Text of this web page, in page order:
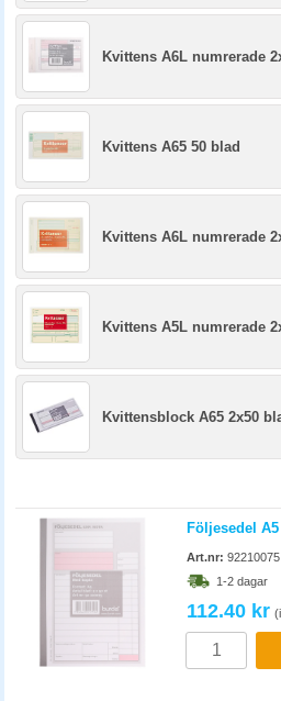
Kvittens A6L numrerade
Kvittens A65 50 blad
Kvittens A6L numrerade
Kvittens A5L numrerade
Kvittensblock A65 2x50
Följesedel
Art.nr: 92210075
1-2 dagar
112.40 kr